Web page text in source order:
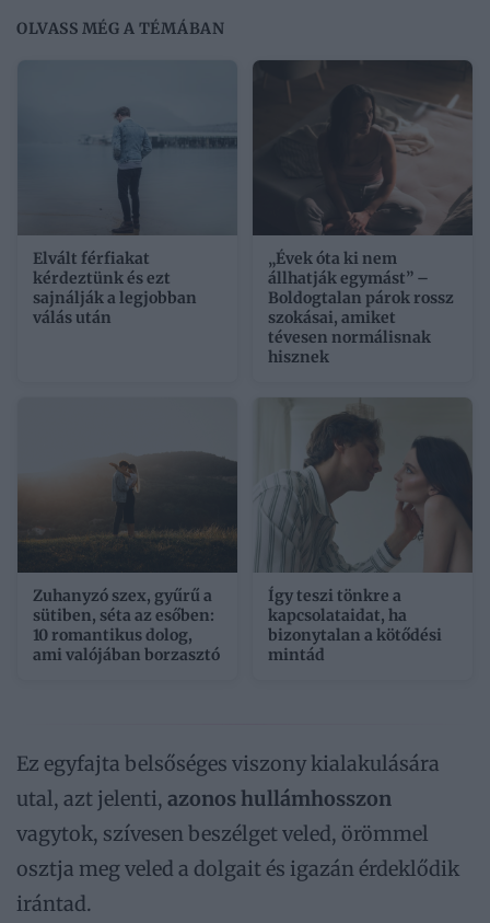
OLVASS MÉG A TÉMÁBAN
Elvált férfiakat
kérdeztünk és ezt
sajnálják a legjobban
válás után
„Évek óta ki nem
állhatják egymást” –
Boldogtalan párok rossz
szokásai, amiket
tévesen normálisnak
hisznek
Zuhanyzó szex, gyűrű a
sütiben, séta az esőben:
10 romantikus dolog,
ami valójában borzasztó
Így teszi tönkre a
kapcsolataidat, ha
bizonytalan a kötődési
mintád
Ez egyfajta belsőséges viszony kialakulására
utal, azt jelenti, azonos hullámhosszon
vagytok, szívesen beszélget veled, örömmel
osztja meg veled a dolgait és igazán érdeklődik
irántad.